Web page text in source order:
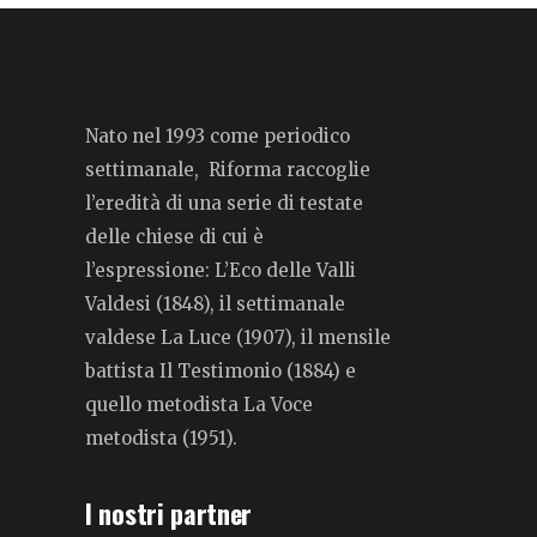
Nato nel 1993 come periodico
settimanale, Riforma raccoglie
l’eredità di una serie di testate
delle chiese di cui è
l’espressione: L’Eco delle Valli
Valdesi (1848), il settimanale
valdese La Luce (1907), il mensile
battista Il Testimonio (1884) e
quello metodista La Voce
metodista (1951).
I nostri partner